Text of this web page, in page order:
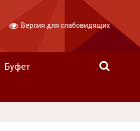
Буфет
Версия для слабовидящих